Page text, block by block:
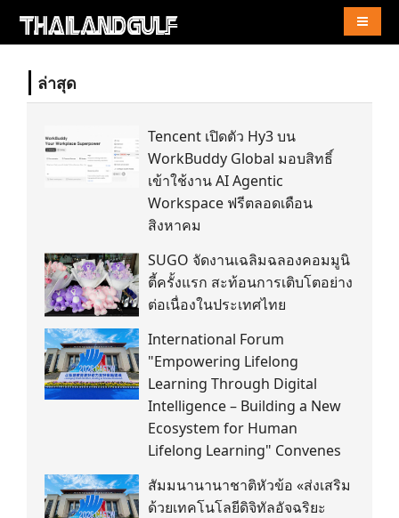
ล่าสุด
Tencent เปิดตัว Hy3 บน
WorkBuddy Global มอบสิทธิ์
เข้าใช้งาน AI Agentic
Workspace ฟรีตลอดเดือน
สิงหาคม
SUGO จัดงานเฉลิมฉลองคอมมูนิ
ตี้ครั้งแรก สะท้อนการเติบโตอย่าง
ต่อเนื่องในประเทศไทย
International Forum
"Empowering Lifelong
Learning Through Digital
Intelligence – Building a New
Ecosystem for Human
Lifelong Learning" Convenes
สัมมนานานาชาติหัวข้อ «ส่งเสริม
ด้วยเทคโนโลยีดิจิทัลอัจฉริยะ